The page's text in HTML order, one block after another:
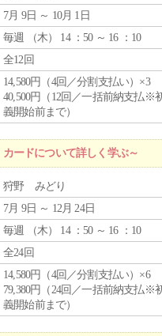
7月 9日 ～ 10月 1日
毎週 （木） 14 ：50 ～ 16 ：10
全12回
14,580円（4回／分割支払い）×3
40,500円（12回／一括前納支払※
義開始前まで）
ードについて詳しく学ぶ～
狩野 みどり
7月 9日 ～ 12月 24日
毎週 （木） 14 ：50 ～ 16 ：10
全24回
14,580円（4回／分割支払い）×6
79,380円（24回／一括前納支払※
義開始前まで）